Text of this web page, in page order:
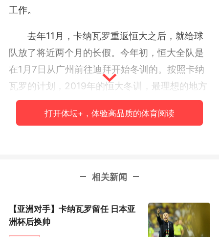
工作。
去年11月，卡纳瓦罗重返恒大之后，就给球
队放了将近两个月的长假。今年初，恒大全队是
在1月7日从广州前往迪拜开始冬训的。按照卡纳
瓦罗的计划，2019年的恒大冬训，最理想的地方
还是西亚，毕竟不少欧洲球队在冬歇期也会把集
训的地点放在西亚，这可以保证恒大的热身赛对
而求其次的话，卡塔尔多哈是个不错的选择。这
从阿联酋前往多哈报到，省去不少舟车劳顿的麻
烦事。
打开体坛+，体验高品质的体育阅读
相关新闻
【亚洲对手】卡纳瓦罗留任 日本亚
洲杯后换帅